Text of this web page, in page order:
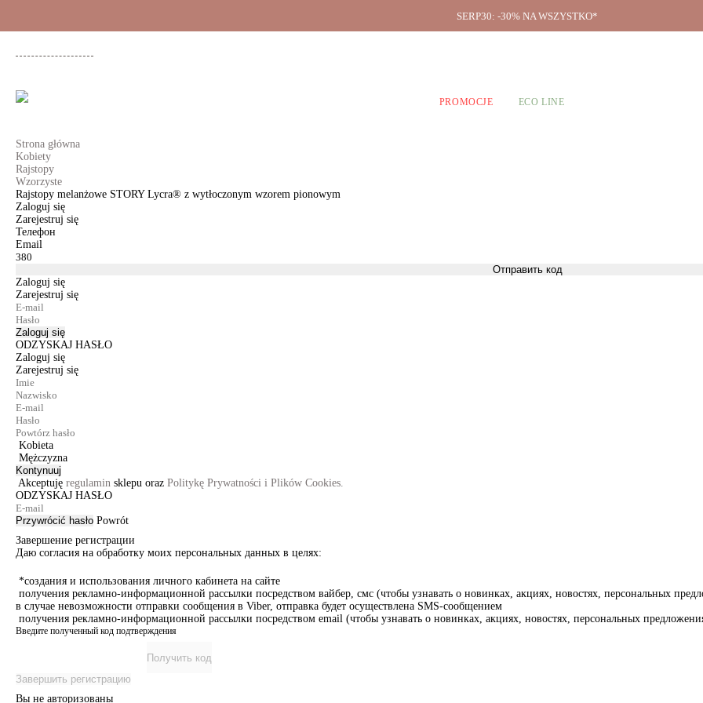
SERP30: -30% NA WSZYSTKO*
PROMOCJE ECO LINE
Strona główna
Kobiety
Rajstopy
Wzorzyste
Rajstopy melanżowe STORY Lycra® z wytłoczonym wzorem pionowym
Zaloguj się
Zarejestruj się
Телефон
Email
Отправить код
Zaloguj się
Zarejestruj się
Zaloguj się
ODZYSKAJ HASŁO
Zaloguj się
Zarejestruj się
Kobieta
Mężczyzna
Kontynuuj
Akceptuję regulamin sklepu oraz Politykę Prywatności i Plików Cookies.
ODZYSKAJ HASŁO
Przywrócić hasło Powrót
Завершение регистрации
Даю согласия на обработку моих персональных данных в целях:
*создания и использования личного кабинета на сайте
получения рекламно-информационной рассылки посредством вайбер, смс (чтобы узнавать о новинках, акциях, новостях, персональных
в случае невозможности отправки сообщения в Viber, отправка будет осуществлена SMS-сообщением
получения рекламно-информационной рассылки посредством email (чтобы узнавать о новинках, акциях, новостях, персональных
Введите полученный код подтверждения
Получить код
Завершить регистрацию
Вы не авторизованы